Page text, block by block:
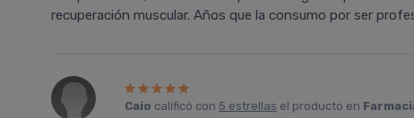
recuperación muscular. Años que la consumo por ser
Caio calificó con 5 estrellas el producto en